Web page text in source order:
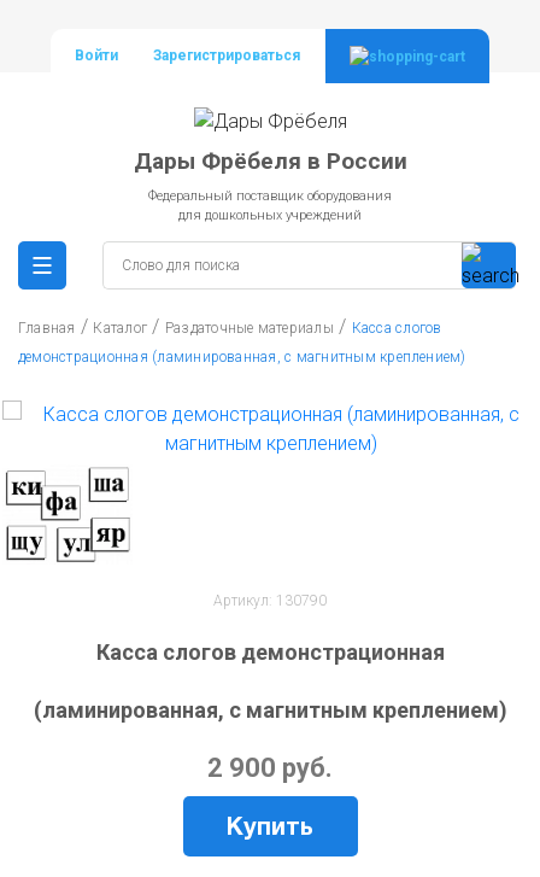
Войти Зарегистрироваться
Дары Фрёбеля в России
Федеральный поставщик оборудования
для дошкольных учреждений
Главная / Каталог / Раздаточные материалы / Касса слогов
демонстрационная (ламинированная, с магнитным креплением)
Артикул: 130790
Касса слогов демонстрационная
(ламинированная, с магнитным креплением)
2 900 руб.
Купить